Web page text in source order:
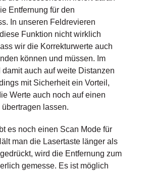
Entfernung für den
In unseren Feldrevieren
Funktion nicht wirklich
wir die Korrekturwerte auch
können und müssen. Im
damit auch auf weite Distanzen
mit Sicherheit ein Vorteil,
Werte auch noch auf einen
lassen.
es noch einen Scan Mode für
man die Lasertaste länger als
wird die Entfernung zum
gemesse. Es ist möglich